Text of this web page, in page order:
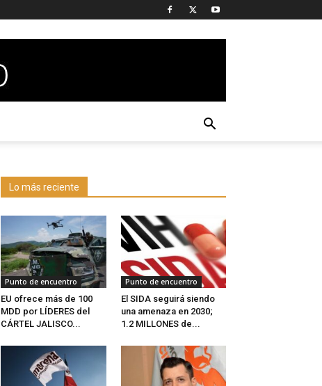
Lo más reciente
Punto de encuentro
EU ofrece más de 100
MDD por LÍDERES del
CÁRTEL JALISCO...
Punto de encuentro
El SIDA seguirá siendo
una amenaza en 2030;
1.2 MILLONES de...